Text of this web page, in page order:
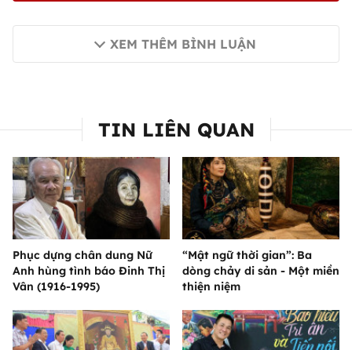
XEM THÊM BÌNH LUẬN
TIN LIÊN QUAN
Phục dựng chân dung Nữ
Anh hùng tình báo Đinh Thị
Vân (1916-1995)
“Mật ngữ thời gian”: Ba
dòng chảy di sản - Một miền
thiện niệm